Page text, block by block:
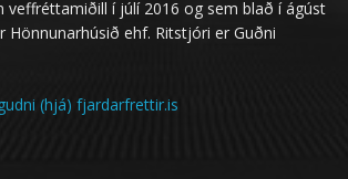
veffréttamiðill í júlí 2016 og sem blað í ágúst
Hönnunarhúsið ehf. Ritstjóri er Guðni
(hjá) fjardarfrettir.is